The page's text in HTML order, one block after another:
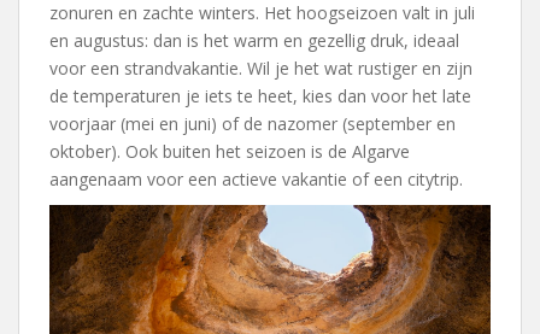
zonuren en zachte winters. Het hoogseizoen valt in juli
en augustus: dan is het warm en gezellig druk, ideaal
voor een strandvakantie. Wil je het wat rustiger en zijn
de temperaturen je iets te heet, kies dan voor het late
voorjaar (mei en juni) of de nazomer (september en
oktober). Ook buiten het seizoen is de Algarve
aangenaam voor een actieve vakantie of een citytrip.